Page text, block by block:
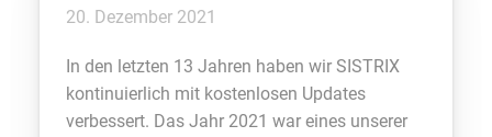
20. Dezember 2021
In den letzten 13 Jahren haben wir SISTRIX
kontinuierlich mit kostenlosen Updates
verbessert. Das Jahr 2021 war eines unserer